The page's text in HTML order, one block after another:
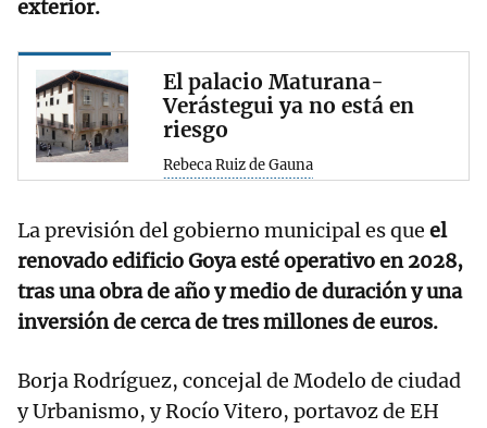
exterior.
El palacio Maturana-
Verástegui ya no está en
riesgo
Rebeca Ruiz de Gauna
La previsión del gobierno municipal es que el
renovado edificio Goya esté operativo en 2028,
tras una obra de año y medio de duración y una
inversión de cerca de tres millones de euros.
Borja Rodríguez, concejal de Modelo de ciudad
y Urbanismo, y Rocío Vitero, portavoz de EH